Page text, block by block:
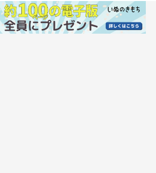
連れて車で避難所へ向かうことにしまし